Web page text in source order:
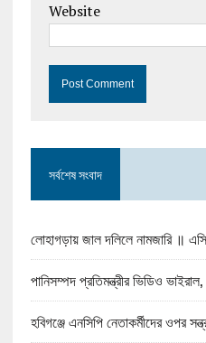
Website
সর্বশেষ সংবাদ
লোহাগড়ায় জাল দলিলে নামজারি ॥
পানিসম্পদ প্রতিমন্ত্রীর ভিডিও ভাইরাল,
হবিগঞ্জে এনসিপি নেতাকর্মীদের ওপর